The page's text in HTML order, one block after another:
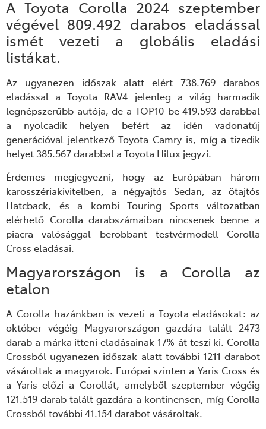
A Toyota Corolla 2024 szeptember
végével 809.492 darabos eladással
ismét vezeti a globális eladási
listákat.
Az ugyanezen időszak alatt elért 738.769 darabos
eladással a Toyota RAV4 jelenleg a világ harmadik
legnépszerűbb autója, de a TOP10-be 419.593 darabbal
a nyolcadik helyen befért az idén vadonatúj
generációval jelentkező Toyota Camry is, míg a tizedik
helyet 385.567 darabbal a Toyota Hilux jegyzi.
Érdemes megjegyezni, hogy az Európában három
karosszériakivitelben, a négyajtós Sedan, az ötajtós
Hatcback, és a kombi Touring Sports változatban
elérhető Corolla darabszámaiban nincsenek benne a
piacra valósággal berobbant testvérmodell Corolla
Cross eladásai.
Magyarországon is a Corolla az
etalon
A Corolla hazánkban is vezeti a Toyota eladásokat: az
október végéig Magyarországon gazdára talált 2473
darab a márka itteni eladásainak 17%-át teszi ki. Corolla
Crossból ugyanezen időszak alatt további 1211 darabot
vásároltak a magyarok. Európai szinten a Yaris Cross és
a Yaris előzi a Corollát, amelyből szeptember végéig
121.519 darab talált gazdára a kontinensen, míg Corolla
Crossból további 41.154 darabot vásároltak.